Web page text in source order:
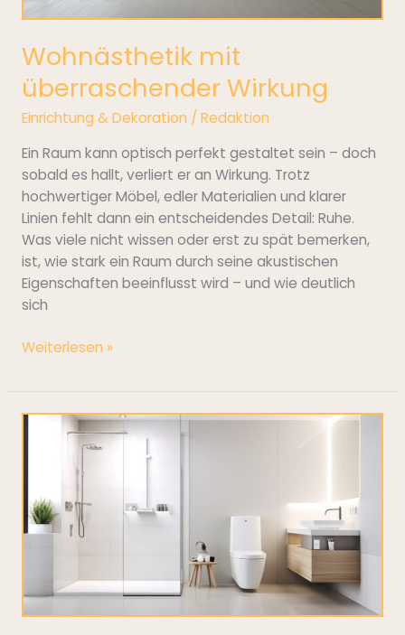
Wohnästhetik mit
überraschender Wirkung
Einrichtung & Dekoration / Redaktion
Ein Raum kann optisch perfekt gestaltet sein – doch
sobald es hallt, verliert er an Wirkung. Trotz
hochwertiger Möbel, edler Materialien und klarer
Linien fehlt dann ein entscheidendes Detail: Ruhe.
Was viele nicht wissen oder erst zu spät bemerken,
ist, wie stark ein Raum durch seine akustischen
Eigenschaften beeinflusst wird – und wie deutlich
sich
Weiterlesen »
Minimalistisch,
elegant:
Wandkonzepte
fürs
Bad